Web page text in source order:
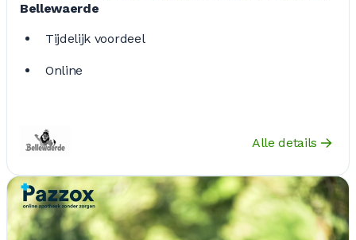
Bellewaerde
Tijdelijk voordeel
Online
Alle details